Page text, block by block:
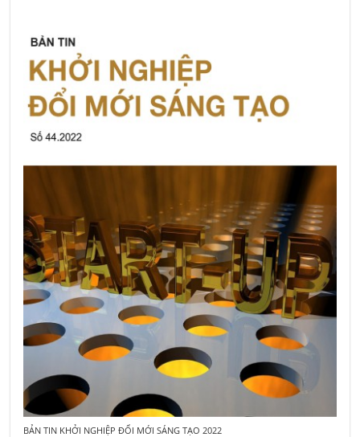
BẢN TIN KHỞI NGHIỆP ĐỔI MỚI SÁNG TẠO 2022